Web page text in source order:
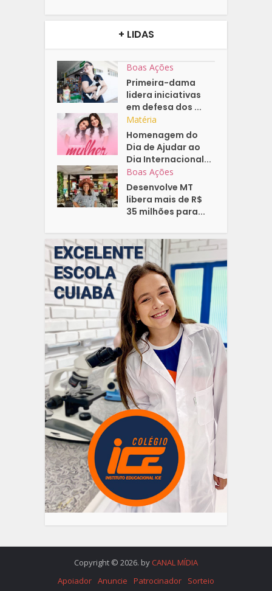
+ LIDAS
Boas Ações
Primeira-dama
lidera iniciativas
em defesa dos ...
Matéria
Homenagem do
Dia de Ajudar ao
Dia Internacional...
Boas Ações
Desenvolve MT
libera mais de R$
35 milhões para...
Copyright © 2026. by CANAL MÍDIA
Apoiador Anuncie Patrocinador Sorteio